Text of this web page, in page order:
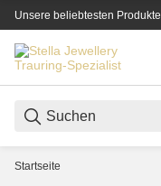
Unsere beliebtesten Produkte
Startseite